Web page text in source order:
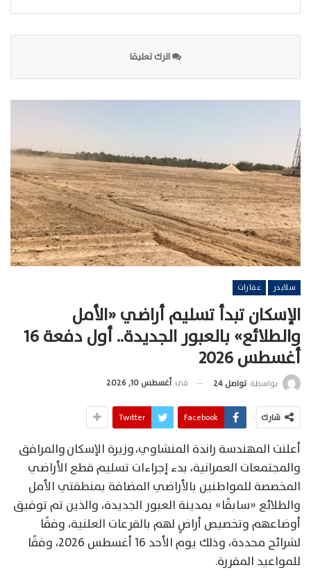
اترك تعليقا
سلايدر عقارات
الإسكان تبدأ تسليم أراضي «الأمل
والطلائع» بالعبور الجديدة.. أول دفعة 16
أغسطس 2026
بواسطة تواصل 24 في أغسطس 10, 2026
شارك Facebook
Twitter
أعلنت المهندسة راندة المنشاوي، وزيرة الإسكان والمرافق
والمجتمعات العمرانية، بدء إجراءات تسليم قطع الأراضي
المخصصة للمواطنين بالأراضي المضافة بمنطقتي الأمل
والطلائع «سابقًا» بمدينة العبور الجديدة، والذين تم توفيق
أوضاعهم وتخصيص أراضٍ لهم بالقرعات العلنية، وفقًا
لشرائح محددة، وذلك يوم الأحد 16 أغسطس 2026، وفقًا
للمواعيد المقررة.